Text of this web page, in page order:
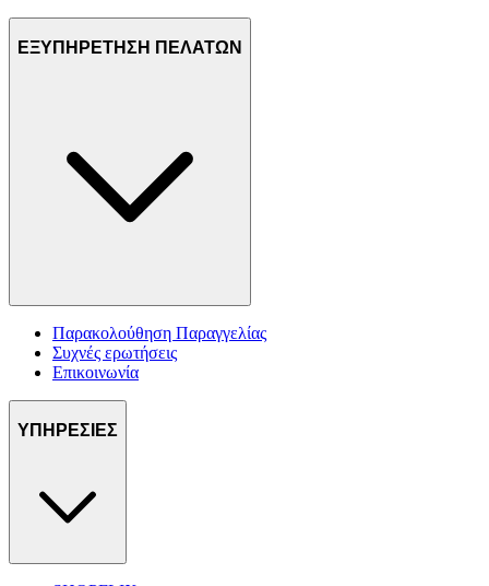
ΕΞΥΠΗΡΕΤΗΣΗ ΠΕΛΑΤΩΝ
Παρακολούθηση Παραγγελίας
Συχνές ερωτήσεις
Επικοινωνία
ΥΠΗΡΕΣΙΕΣ